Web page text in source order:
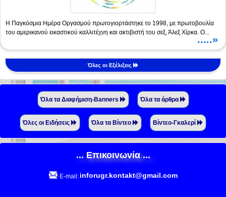
Η Παγκόσμια Ημέρα Oργασμού πρωτογιορτάστηκε το 1998, με πρωτοβουλία
του αμερικανού εικαστικού καλλιτέχνη και ακτιβιστή του σεξ, Άλεξ Χίρκα. Ο...
.....»
Όλες οι Εξέλιξεις
Όλα τα Διαφήμιση-Banners Όλα τα άρθρα
Όλες οι Ειδήσεις Όλα τα Βίντεο Βίντεο-Γκαλερί
... Επικοινωνία ...
E-mail: inforugr.kontakt@gmail.com